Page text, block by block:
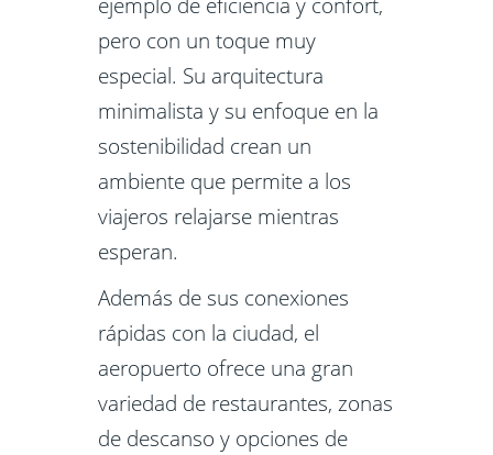
ejemplo de eficiencia y confort,
pero con un toque muy
especial. Su arquitectura
minimalista y su enfoque en la
sostenibilidad crean un
ambiente que permite a los
viajeros relajarse mientras
esperan.
Además de sus conexiones
rápidas con la ciudad, el
aeropuerto ofrece una gran
variedad de restaurantes, zonas
de descanso y opciones de